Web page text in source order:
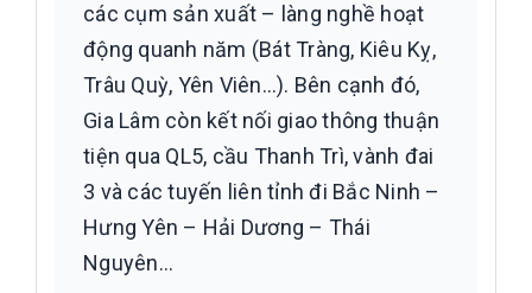
các cụm sản xuất – làng nghề hoạt
động quanh năm (Bát Tràng, Kiêu Kỵ,
Trâu Quỳ, Yên Viên…). Bên cạnh đó,
Gia Lâm còn kết nối giao thông thuận
tiện qua QL5, cầu Thanh Trì, vành đai
3 và các tuyến liên tỉnh đi Bắc Ninh –
Hưng Yên – Hải Dương – Thái
Nguyên…